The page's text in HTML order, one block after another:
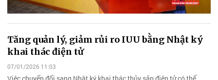
Tăng quản lý, giảm rủi ro IUU bằng Nhật ký
khai thác điện tử
07/01/2026 11:03